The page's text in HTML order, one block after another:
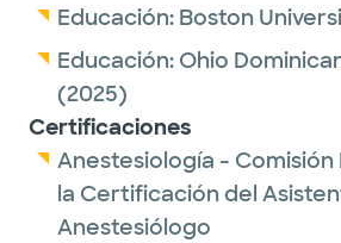
Educación: Boston
Educación: Ohio
(2025)
Certificaciones
Anestesiología - Comisión
la Certificación del
Anestesiólogo